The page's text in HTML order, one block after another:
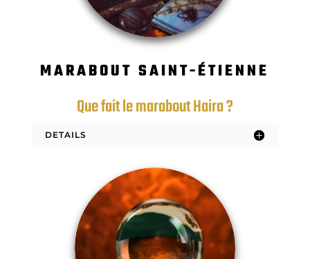
MARABOUT SAINT-ÉTIENNE
Que fait le marabout Haira ?
DETAILS